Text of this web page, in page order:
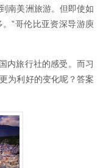
南美洲旅游。但即使如
”哥伦比亚资深导游庾
内旅行社的感受。而习
为利好的变化呢？答案